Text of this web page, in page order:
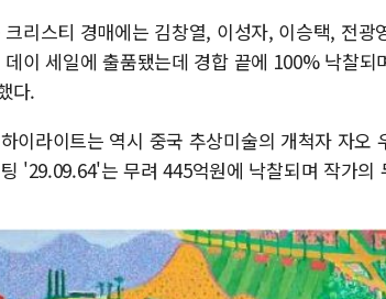
리스티 경매에는 김창열, 이성자, 이승택, 전
이 세일에 출품됐는데 경합 끝에 100% 낙찰
다.
이라이트는 역시 중국 추상미술의 개척자 자
'29.09.64'는 무려 445억원에 낙찰되며 작가의